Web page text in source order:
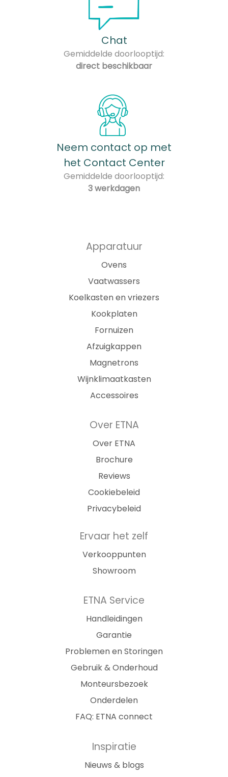
Chat
Gemiddelde doorlooptijd:
direct beschikbaar
Neem contact op met
het Contact Center
Gemiddelde doorlooptijd:
3 werkdagen
Apparatuur
Ovens
Vaatwassers
Koelkasten en vriezers
Kookplaten
Fornuizen
Afzuigkappen
Magnetrons
Wijnklimaatkasten
Accessoires
Over ETNA
Over ETNA
Brochure
Reviews
Cookiebeleid
Privacybeleid
Ervaar het zelf
Verkooppunten
Showroom
ETNA Service
Handleidingen
Garantie
Problemen en Storingen
Gebruik & Onderhoud
Monteursbezoek
Onderdelen
FAQ: ETNA connect
Inspiratie
Nieuws & blogs